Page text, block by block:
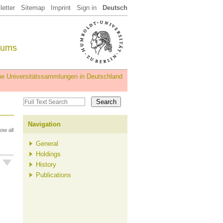
Sitemap Imprint Sign in Deutsch
Universitätssammlungen in Deutschland
all
Navigation
General
Holdings
History
Publications